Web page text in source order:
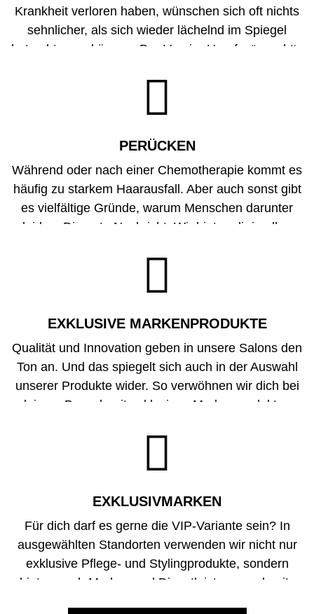
Krankheit verloren haben, wünschen sich oft nichts
sehnlicher, als sich wieder lächelnd im Spiegel
betrachten zu können. Der Verein „Haarfee“ macht‘s
kannst Teil dieser sozialen Revolution sein. Wie? In
abgeschnittenen Haare mindestens 40 Zentimeter
lang und natürlich sein. Gefärbtes, gebleichtes oder
beschädigtes Haar kann hingegen nicht
weiterverarbeitet werden.

PERÜCKEN
Während oder nach einer Chemotherapie kommt es
häufig zu starkem Haarausfall. Aber auch sonst gibt
es vielfältige Gründe, warum Menschen darunter
leiden. Die gute Nachricht: Wir bieten dir in allen
Perücken. Diese unterscheiden sich mittlerweile
dich gern. Diskret und umfassend.

EXKLUSIVE MARKEN­PRODUKTE
Qualität und Innovation geben in unsere Salons den
Ton an. Und das spiegelt sich auch in der Auswahl
unserer Produkte wider. So verwöhnen wir dich bei
deinem Besuch mit exklusiven Markenprodukten,
reicht dabei von namhaften Marken wie Olaplex

EXKLUSIVMARKEN
Für dich darf es gerne die VIP-Variante sein? In
ausgewählten Standorten verwenden wir nicht nur
exklusive Pflege- und Stylingprodukte, sondern
bieten auch Marken und Dienstleistungen abseits